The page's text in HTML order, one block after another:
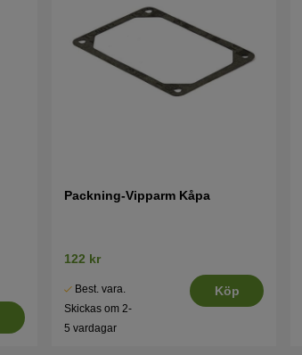
Packning-Vipparm Kåpa
122 kr
Best. vara.
Skickas om 2-
5 vardagar
Köp